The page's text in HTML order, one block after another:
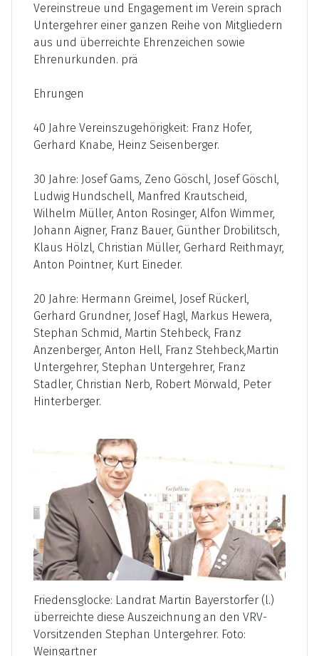
Vereinstreue und Engagement im Verein sprach
Untergehrer einer ganzen Reihe von Mitgliedern
aus und überreichte Ehrenzeichen sowie
Ehrenurkunden. prä
Ehrungen
40 Jahre Vereinszugehörigkeit: Franz Hofer,
Gerhard Knabe, Heinz Seisenberger.
30 Jahre: Josef Gams, Zeno Göschl, Josef Göschl,
Ludwig Hundschell, Manfred Krautscheid,
Wilhelm Müller, Anton Rosinger, Alfon Wimmer,
Johann Aigner, Franz Bauer, Günther Drobilitsch,
Klaus Hölzl, Christian Müller, Gerhard Reithmayr,
Anton Pointner, Kurt Eineder.
20 Jahre: Hermann Greimel, Josef Rückerl,
Gerhard Grundner, Josef Hagl, Markus Hewera,
Stephan Schmid, Martin Stehbeck, Franz
Anzenberger, Anton Hell, Franz Stehbeck,Martin
Untergehrer, Stephan Untergehrer, Franz
Stadler, Christian Nerb, Robert Mörwald, Peter
Hinterberger.
Friedensglocke: Landrat Martin Bayerstorfer (l.)
überreichte diese Auszeichnung an den VRV-
Vorsitzenden Stephan Untergehrer. Foto:
Weingartner